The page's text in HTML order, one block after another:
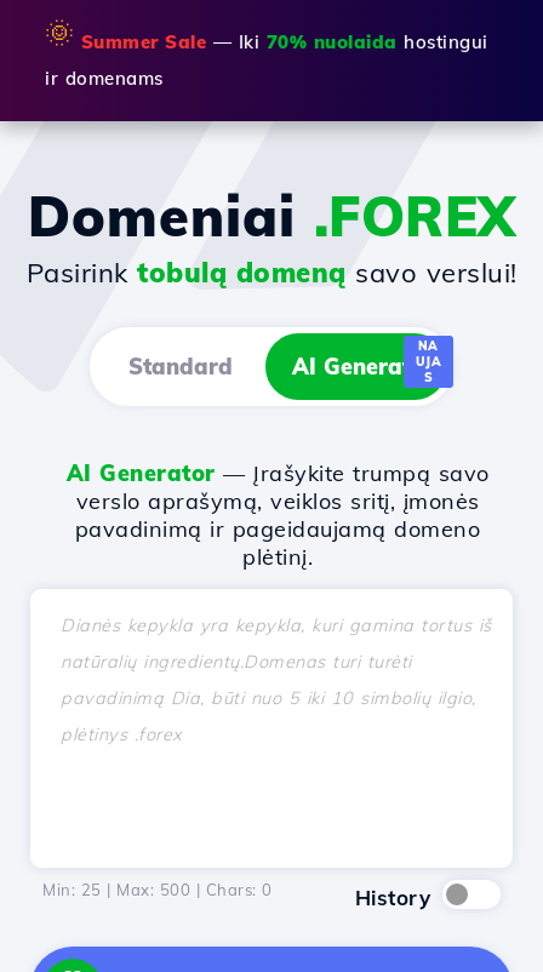
🌞 Summer Sale — Iki 70% nuolaida hostingui
ir domenams
Domeniai .FOREX
Pasirink tobulą domeną savo verslui!
Standard AI Generator
NA
UJA
S
AI Generator — Įrašykite trumpą savo
verslo aprašymą, veiklos sritį, įmonės
pavadinimą ir pageidaujamą domeno
plėtinį.
Min: 25 | Max: 500 | Chars: 0 History